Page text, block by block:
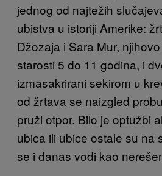
jednog od najtežih
ubistva u istoriji Amerike:
Džozaja i Sara Mur,
starosti 5 do 11 godina, i
izmasakrirani sekirom u
od žrtava se naizgled
pruži otpor. Bilo je optužbi
ubica ili ubice ostale su na
se i danas vodi kao